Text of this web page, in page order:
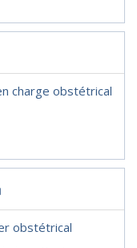
charge obstétrical
obstétrical